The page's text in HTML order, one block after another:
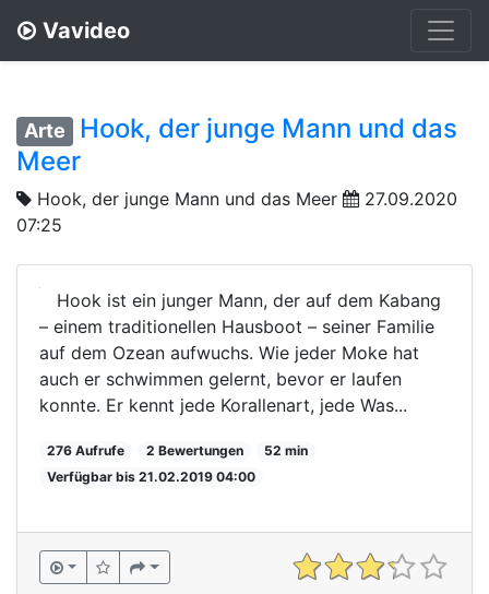
Vavideo
Arte
Hook, der junge Mann und das
Meer
Hook, der junge Mann und das Meer
27.09.2020
07:25
Hook ist ein junger Mann, der auf dem Kabang
– einem traditionellen Hausboot – seiner Familie
auf dem Ozean aufwuchs. Wie jeder Moke hat
auch er schwimmen gelernt, bevor er laufen
konnte. Er kennt jede Korallenart, jede Was...
276 Aufrufe 2 Bewertungen
52 min
Verfügbar bis 21.02.2019 04:00